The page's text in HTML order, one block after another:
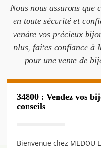
Nous nous assurons que
en toute sécurité et
vendre vos précieux
plus, faites confiance à
pour une vente de
34800 : Vendez vos
conseils
Bienvenue chez MEDOU